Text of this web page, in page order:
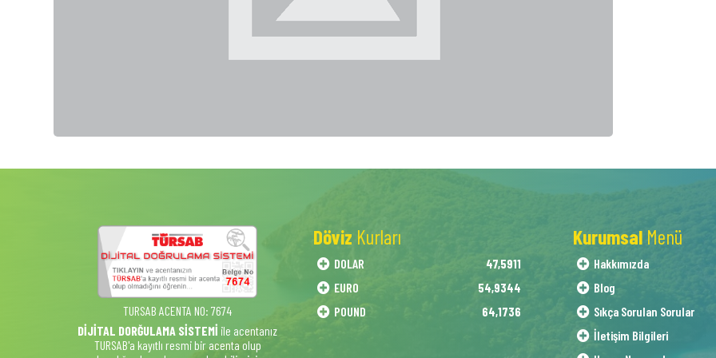
TURSAB ACENTA NO: 7674
DİJİTAL DORĞULAMA SİSTEMİ ile acentanız
TURSAB'a kayıtlı resmi bir acenta olup
Döviz Kurları
DOLAR 47,5911
EURO 54,9344
POUND 64,1736
Kurumsal Menü
Hakkımızda
Blog
Sıkça Sorulan Sorular
İletişim Bilgileri